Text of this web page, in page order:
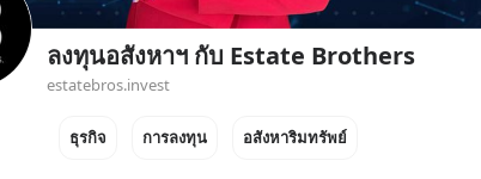
ลงทุนอสังหาฯ กับ Estate Brothers
estatebros.invest
ธุรกิจ การลงทุน อสังหาริมทรัพย์